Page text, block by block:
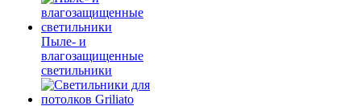
Пыле- и
влагозащищенные
светильники